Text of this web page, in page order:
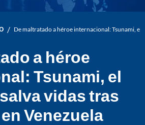
/ De maltratado a héroe internacional: Tsunami,
a héroe
Tsunami, el
vidas tras
Venezuela